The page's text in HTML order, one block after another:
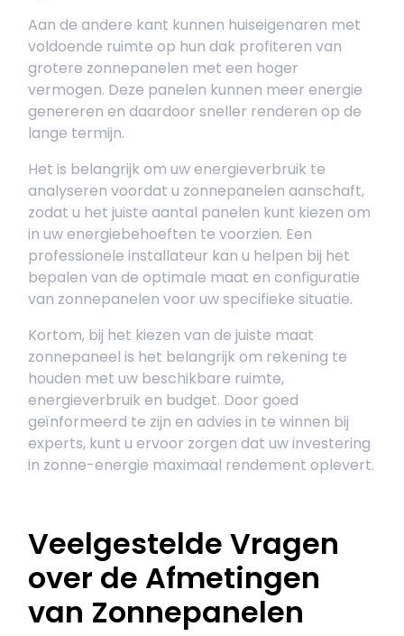
Aan de andere kant kunnen huiseigenaren met
voldoende ruimte op hun dak profiteren van
grotere zonnepanelen met een hoger
vermogen. Deze panelen kunnen meer energie
genereren en daardoor sneller renderen op de
lange termijn.
Het is belangrijk om uw energieverbruik te
analyseren voordat u zonnepanelen aanschaft,
zodat u het juiste aantal panelen kunt kiezen om
in uw energiebehoeften te voorzien. Een
professionele installateur kan u helpen bij het
bepalen van de optimale maat en configuratie
van zonnepanelen voor uw specifieke situatie.
Kortom, bij het kiezen van de juiste maat
zonnepaneel is het belangrijk om rekening te
houden met uw beschikbare ruimte,
energieverbruik en budget. Door goed
geïnformeerd te zijn en advies in te winnen bij
experts, kunt u ervoor zorgen dat uw investering
in zonne-energie maximaal rendement oplevert.
Veelgestelde Vragen
over de Afmetingen
van Zonnepanelen